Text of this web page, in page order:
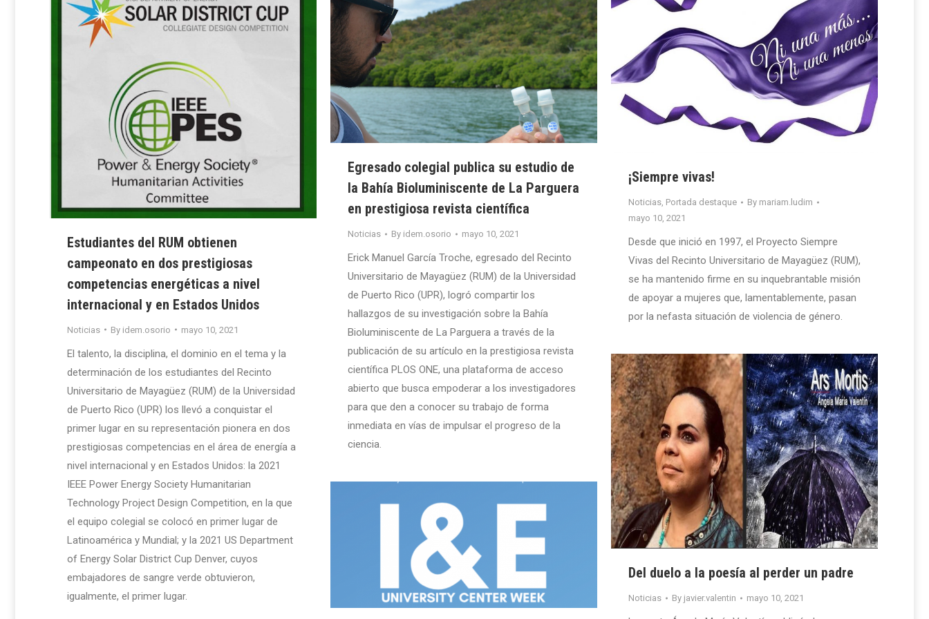
Estudiantes del RUM obtienen
campeonato en dos prestigiosas
competencias energéticas a nivel
internacional y en Estados Unidos
Noticias By idem.osorio mayo 10, 2021
El talento, la disciplina, el dominio en el tema y la
determinación de los estudiantes del Recinto
Universitario de Mayagüez (RUM) de la Universidad
de Puerto Rico (UPR) los llevó a conquistar el
primer lugar en su representación pionera en dos
prestigiosas competencias en el área de energía a
nivel internacional y en Estados Unidos: la 2021
IEEE Power Energy Society Humanitarian
Technology Project Design Competition, en la que
el equipo colegial se colocó en primer lugar de
Latinoamérica y Mundial; y la 2021 US Department
of Energy Solar District Cup Denver, cuyos
embajadores de sangre verde obtuvieron,
igualmente, el primer lugar.
Egresado colegial publica su estudio de
la Bahía Bioluminiscente de La Parguera
en prestigiosa revista científica
Noticias By idem.osorio mayo 10, 2021
Erick Manuel García Troche, egresado del Recinto
Universitario de Mayagüez (RUM) de la Universidad
de Puerto Rico (UPR), logró compartir los
hallazgos de su investigación sobre la Bahía
Bioluminiscente de La Parguera a través de la
publicación de su artículo en la prestigiosa revista
científica PLOS ONE, una plataforma de acceso
abierto que busca empoderar a los investigadores
para que den a conocer su trabajo de forma
inmediata en vías de impulsar el progreso de la
ciencia.
¡Siempre vivas!
Noticias, Portada destaque By mariam.ludim
mayo 10, 2021
Desde que inició en 1997, el Proyecto Siempre
Vivas del Recinto Universitario de Mayagüez (RUM),
se ha mantenido firme en su inquebrantable misión
de apoyar a mujeres que, lamentablemente, pasan
por la nefasta situación de violencia de género.
Del duelo a la poesía al perder un padre
Noticias By javier.valentin mayo 10, 2021